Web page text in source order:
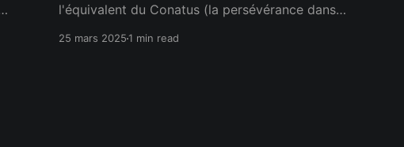
l'équivalent du Conatus (la persévérance dans
25 mars 20251 min read